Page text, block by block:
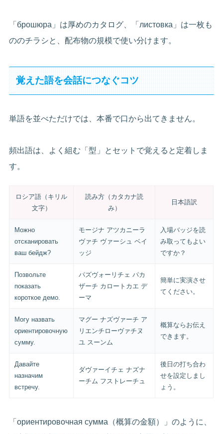
「брошюра」は厚めのカタログ、「листовка」は一枚も
ののチラシと、配布物の規模で使い分けます。
覚えた語を会話につなぐコツ
単語を並べただけでは、本番で口から出てきません。
頻出語は、よく組む「型」とセットで覚えると定着しま
す。
ロシア語（キリル
文字）
読み方（カタカナ読
み）
日本語訳
Можно
отсканировать
ваш бейдж?
モージナ アツカニーラ
ヴァチ ヴァーシュ ベイ
ッジ
入場バッジを読
み取ってもよい
ですか？
Позвольте
показать
короткое демо.
パズヴォーリチェ パカ
ザーチ カロートカエ デ
ーマ
簡単に実演させ
てください。
Могу назвать
ориентировочную
сумму.
マグー ナズヴァーチ ア
リエンチローヴァチヌ
ユ スーンム
概算ならお伝え
できます。
Давайте
назначим
встречу.
ダヴァーイチェ ナズナ
ーチム フストレーチュ
後日の打ち合わ
せを設定しまし
ょう。
「ориентировочная сумма（概算の金額）」のように、